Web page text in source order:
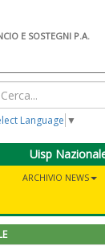
E SOSTEGNI P.A.
Language ▼
Uisp
ARCHIVIO NEWS